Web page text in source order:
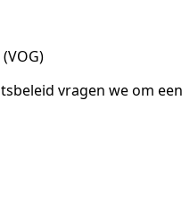
vragen we om een